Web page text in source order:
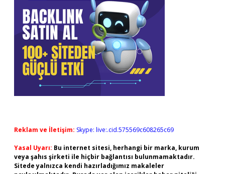
Reklam ve İletişim: Skype: live:.cid.575569c608265c69
Yasal Uyarı: Bu internet sitesi, herhangi bir marka, kurum
veya şahıs şirketi ile hiçbir bağlantısı bulunmamaktadır.
Sitede yalnızca kendi hazırladığımız makaleler